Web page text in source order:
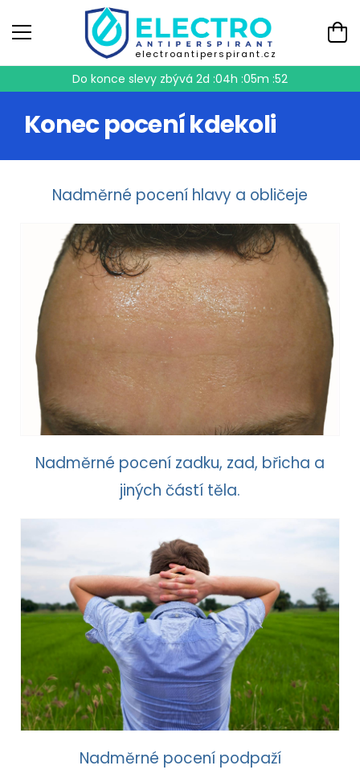
electroantiperspirant.cz
Do konce slevy zbývá 2d :04h :05m :52
Konec pocení kdekoli
Nadměrné pocení hlavy a obličeje
Nadměrné pocení zadku, zad, břicha a
jiných částí těla.
Nadměrné pocení podpaží